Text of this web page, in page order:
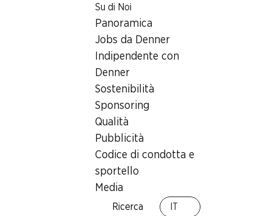
Su di Noi
Panoramica
Jobs da Denner
Indipendente con
Denner
Sostenibilità
Sponsoring
Qualità
Pubblicità
Codice di condotta e
sportello
Media
Ricerca